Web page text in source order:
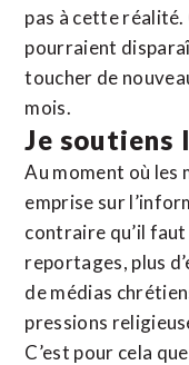
pas à cette
pourraient
toucher de
mois.
Je soutiens
Au moment où
emprise sur
contraire qu’il
reportages, plus
de médias
pressions
C’est pour cela